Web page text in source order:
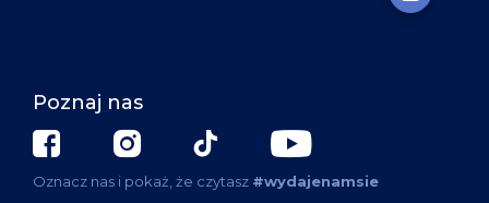
Poznaj nas
Oznacz nas i pokaż, że czytasz #wydajenamsie